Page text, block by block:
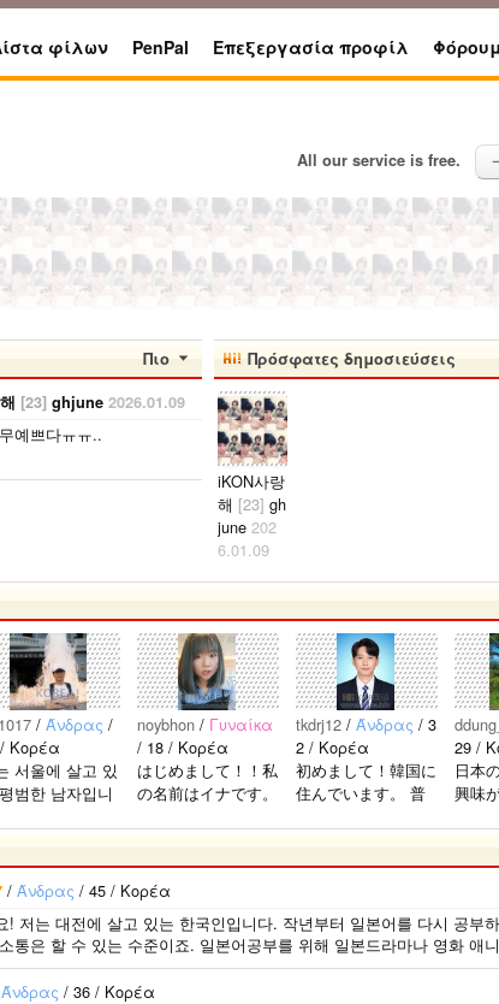
φίλων PenPal Επεξεργασία προφίλ Φόρουμ
All our service is free. －
Πιο
[23] ghjune 2026.01.09
예쁘다ㅠㅠ..
Πρόσφατες δημοσιεύσεις
iKON사랑
해 [23] gh
june 202
6.01.09
무예쁘다
ㅠㅠ..
/ Άνδρας /
Κορέα
서울에 살고 있
범한 남자입니
싶어요 일본에
좋은 곳 소개
주면 감사하겠
다 반대로 한국
시면 가이드 해
..
noybhon / Γυναίκα
/ 18 / Κορέα
はじめまして！！私
の名前はイナです。
日本人の友達を作り
たいです。よろしく
おねがいします..
tkdrj12 / Άνδρας / 3
2 / Κορέα
初めまして！韓国に
住んでいます。 ​普
間がある時は釣りに
釣りスポットを探し
たり、ノリのいい
音..
29 /
日本
興味
た。
ずつ
いで
ん、
韓国..
/ Άνδρας / 45 / Κορέα
! 저는 대전에 살고 있는 한국인입니다. 작년부터 일본어를 다시 공부
통은 할 수 있는 수준이죠. 일본어공부를 위해 일본드라마나 영화 애
Άνδρας / 36 / Κορέα